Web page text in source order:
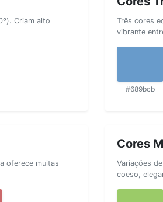
Criam alto
Três cores
vibrante
#689bcb
oferece muitas
Cores
Variações
coeso,